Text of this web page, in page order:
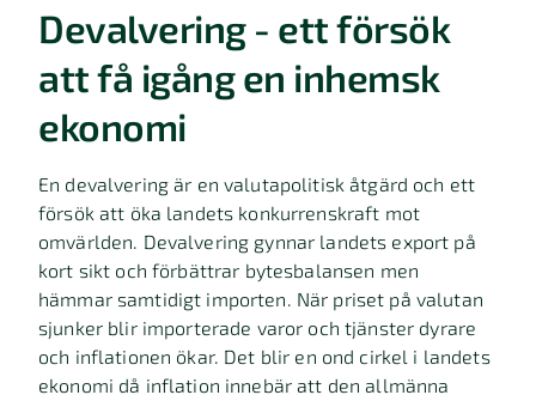
Devalvering - ett försök
att få igång en inhemsk
ekonomi
En devalvering är en valutapolitisk åtgärd och ett
försök att öka landets konkurrenskraft mot
omvärlden. Devalvering gynnar landets export på
kort sikt och förbättrar bytesbalansen men
hämmar samtidigt importen. När priset på valutan
sjunker blir importerade varor och tjänster dyrare
och inflationen ökar. Det blir en ond cirkel i landets
ekonomi då inflation innebär att den allmänna